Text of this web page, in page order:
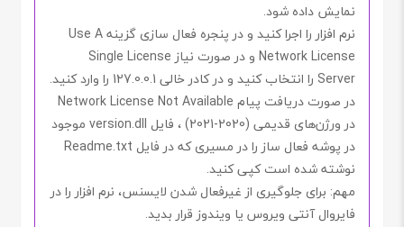
نمایش داده شود.
نرم افزار را اجرا کنید و در پنجره فعال سازی گزینهUse A
Network License و در صورت نیازSingle License
Server را انتخاب کنید و در کادر خالی 127.0.0.1 را وارد کنید.
در صورت دریافت پیام Network License Not Available
در ورژن‌های ‌قدیمی (2020-2021) ، فایل version.dll موجود
در پوشه فعال ساز را در مسیری که در فایل Readme.txt
نوشته شده است کپی کنید.
مهم: برای جلوگیری از غیرفعال شدن لایسنس، نرم افزار را در
فایروال آنتی ویروس یا ویندوزقرار بدید.